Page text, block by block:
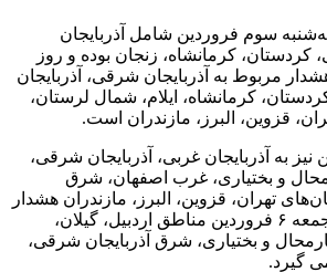
سوم فروردین شامل آذربایجان
کردستان، کرمانشاه، زنجان بوده و روز
هشدار مربوط به آذربایجان شرقی، آذربایجان
کرمانشاه، ایلام، شمال لرستان،
قزوین، البرز، مازندران است.
۵ فروردین نیز به آذربایجان غربی، آذربایجان شرقی،
و بختیاری، غرب اصفهان، شرق
تهران، قزوین، البرز، مازندران هشدار
داده شده است و روز جمعه ۶ فروردین مناطق اردبیل، گیلان،
و بختیاری، شرق آذربایجان شرقی،
گیرد.